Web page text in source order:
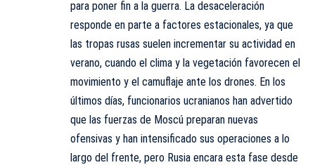
para poner fin a la guerra. La desaceleración
responde en parte a factores estacionales, ya que
las tropas rusas suelen incrementar su actividad en
verano, cuando el clima y la vegetación favorecen el
movimiento y el camuflaje ante los drones. En los
últimos días, funcionarios ucranianos han advertido
que las fuerzas de Moscú preparan nuevas
ofensivas y han intensificado sus operaciones a lo
largo del frente, pero Rusia encara esta fase desde